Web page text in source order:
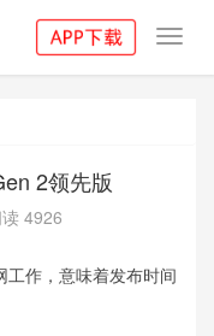
2领先版
4926
作，意味着发布时间